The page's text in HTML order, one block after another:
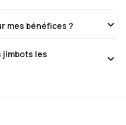
mes bénéfices ?
les